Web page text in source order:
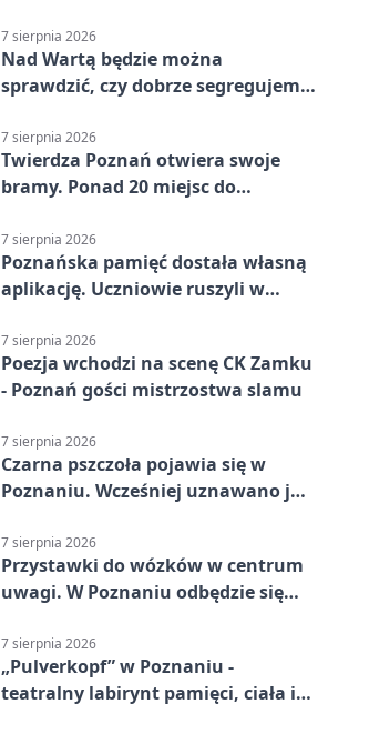
7 sierpnia 2026
Nad Wartą będzie można
sprawdzić, czy dobrze segregujemy
7 sierpnia 2026
Twierdza Poznań otwiera swoje
bramy. Ponad 20 miejsc do
7 sierpnia 2026
Poznańska pamięć dostała własną
aplikację. Uczniowie ruszyli w
7 sierpnia 2026
Poezja wchodzi na scenę CK Zamku
- Poznań gości mistrzostwa slamu
7 sierpnia 2026
Czarna pszczoła pojawia się w
Poznaniu. Wcześniej uznawano ją
7 sierpnia 2026
Przystawki do wózków w centrum
uwagi. W Poznaniu odbędzie się
7 sierpnia 2026
„Pulverkopf” w Poznaniu -
teatralny labirynt pamięci, ciała i